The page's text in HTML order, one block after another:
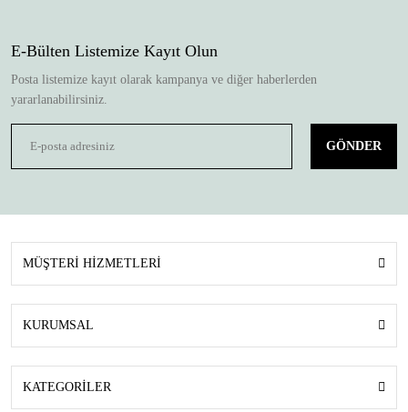
E-Bülten Listemize Kayıt Olun
Posta listemize kayıt olarak kampanya ve diğer haberlerden
yararlanabilirsiniz.
GÖNDER
MÜŞTERİ HİZMETLERİ
KURUMSAL
KATEGORİLER